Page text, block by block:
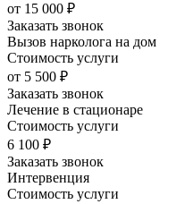
от 15 000 ₽
Заказать звонок
Вызов нарколога на дом
Стоимость услуги
от 5 500 ₽
Заказать звонок
Лечение в стационаре
Стоимость услуги
6 100 ₽
Заказать звонок
Интервенция
Стоимость услуги